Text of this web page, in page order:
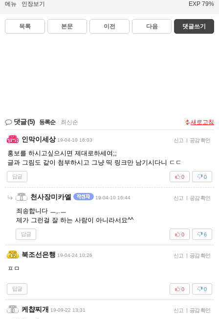
메뉴 인장보기 EXP 79%
목록 본문 이전 다음 댓글쓰기
댓글(5) 등록순 최신순 새로고침
인막이세상 19-04-10 16:03 신고 | 공감 확인
홍보를 하시고싶으시면 제대로하세여;;
글과 그림도 같이 첨부하시고 그냥 띡 링크만 남기시다니 ㄷㄷ
답글 0
0
천사장미카엘 19-04-10 16:44 신고 | 공감 확인
죄송합니다 ㅡ,.ㅡ
제가 그런걸 잘 하는 사람이 아니라서요^^
답글 6
0
북조선은행 19-04-24 10:26 신고 | 공감 확인
ㅍㅁ
답글 0
0
케챱찌개 19-09-22 13:31 신고 | 공감 확인